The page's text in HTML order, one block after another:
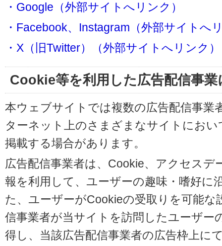
・Google（外部サイトへリンク）
・Facebook、Instagram（外部サイトへ
・X（旧Twitter）（外部サイトへリンク）
Cookie等を利用した広告配信事
本ウェブサイトでは複数の広告配信事業
ターネット上のさまざまなサイトにお
掲載する場合があります。
広告配信事業者は、Cookie、アクセスデ
報を利用して、ユーザーの趣味・嗜好に
た、ユーザーがCookieの受取りを可能
信事業者が当サイトを訪問したユーザー
得し、当該広告配信事業者の広告枠上に